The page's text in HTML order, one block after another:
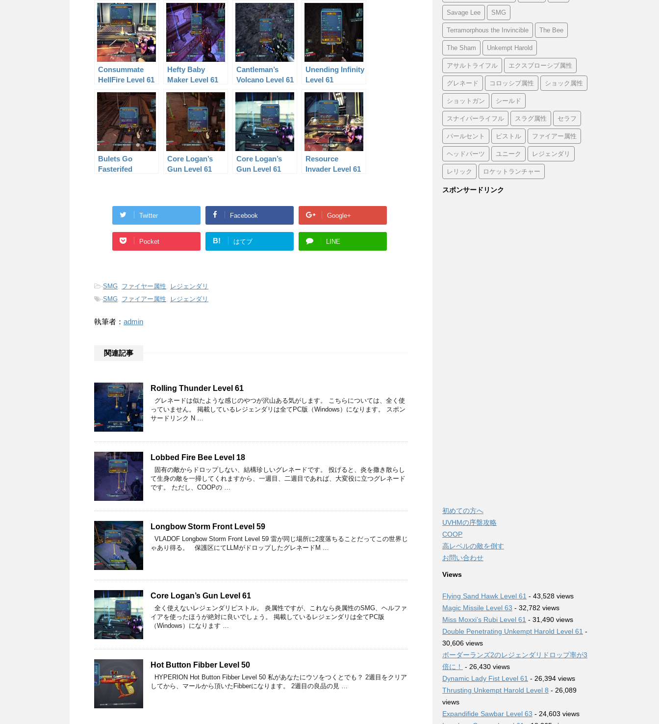
Consummate
HellFire Level 61
Hefty Baby
Maker Level 61
Cantleman’s
Volcano Level 61
Unending Infinity
Level 61
Bulets Go
Fasterifed
Core Logan’s
Gun Level 61
Core Logan’s
Gun Level 61
Resource
Invader Level 61
Twitter Facebook Google+
Pocket B! はてブ LINE
-SMG, ファイヤー属性, レジェンダリ
-SMG, ファイアー属性, レジェンダリ
執筆者： admin
関連記事
Rolling Thunder Level 61
グレネードは似たような感じのやつが沢山ある気がします。 こちらについては、全く使
っていません。 掲載しているレジェンダリは全てPC版（Windows）になります。 スポン
サードリンク N …
Lobbed Fire Bee Level 18
固有の敵からドロップしない、結構珍しいグレネードです。 投げると、炎を撒き散らし
て生身の敵を一掃してくれますから、一週目、二週目であれば、大変役に立つグレネード
です。 ただし、COOPの …
Longbow Storm Front Level 59
VLADOF Longbow Storm Front Level 59 雷が同じ場所に2度落ちることだってこの世界じ
ゃあり得る。 保護区にてLLMがドロップしたグレネードM …
Core Logan’s Gun Level 61
全く使えないレジェンダリピストル。 炎属性ですが、これなら炎属性のSMG、ヘルファ
イアを使ったほうが絶対に良いでしょう。 掲載しているレジェンダリは全てPC版
（Windows）になります …
Hot Button Fibber Level 50
HYPERION Hot Button Fibber Level 50 私があなたにウソをつくとでも？ 2週目をクリア
してから、マールから頂いたFibberになります。 2週目の良品の見 …
Savage Lee SMG
Terramorphous the Invincible The Bee
The Sham Unkempt Harold
アサルトライフル エクスプローシブ属性
グレネード コロッシプ属性 ショック属性
ショットガン シールド
スナイパーライフル スラグ属性 セラフ
パールセント ピストル ファイアー属性
ヘッドパーツ ユニーク レジェンダリ
レリック ロケットランチャー
スポンサードリンク
初めての方へ
UVHMの序盤攻略
COOP
高レベルの敵を倒す
お問い合わせ
Views
Flying Sand Hawk Level 61 - 43,528 views
Magic Missile Level 63 - 32,782 views
Miss Moxxi’s Rubi Level 61 - 31,490 views
Double Penetrating Unkempt Harold Level 61 -
30,606 views
ボーダーランズ2のレジェンダリドロップ率が3
倍に！
- 26,430 views
Dynamic Lady Fist Level 61 - 26,394 views
Thrusting Unkempt Harold Level 8 - 26,089
views
Expandifide Sawbar Level 63 - 24,603 views